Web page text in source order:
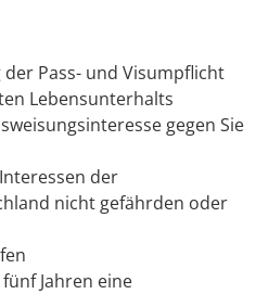
Pass- und Visumpflicht
Lebensunterhalts
gegen Sie
der
nicht gefährden oder
Jahren eine